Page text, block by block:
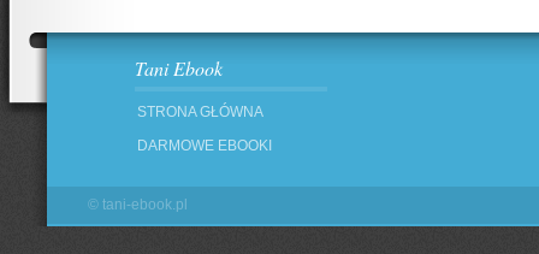
Tani Ebook
STRONA GŁÓWNA
DARMOWE EBOOKI
© tani-ebook.pl